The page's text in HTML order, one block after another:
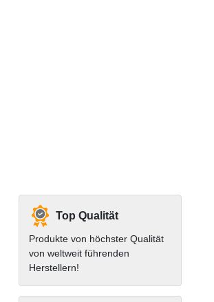
Top Qualität
Produkte von höchster Qualität
von weltweit führenden
Herstellern!